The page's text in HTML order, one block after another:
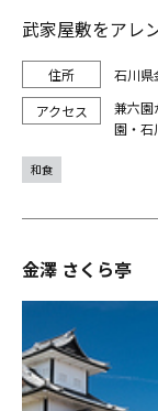
武家屋敷をアレ
石川県
兼六園
園・石
和食
金澤 さくら亭